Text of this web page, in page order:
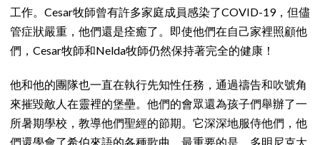
工作。Cesar牧師曾有許多家庭成員感染了COVID-19，但儘
管症狀嚴重，他們還是痊癒了。即使他們在自己家裡照顧他
們，Cesar牧師和Nelda牧師仍然保持著完全的健康！
他和他的團隊也一直在執行先知性任務，通過禱告和吹號角
來摧毀敵人在靈裡的堡壘。他們的會眾還為孩子們舉辦了一
所暑期學校，教導他們聖經的節期。它深深地服侍他們，他
們還學會了希伯來語的各種歌曲。最重要的是，多明尼克大